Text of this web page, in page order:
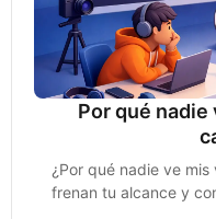
Por qué nadie
¿Por qué nadie ve
frenan tu alcance y